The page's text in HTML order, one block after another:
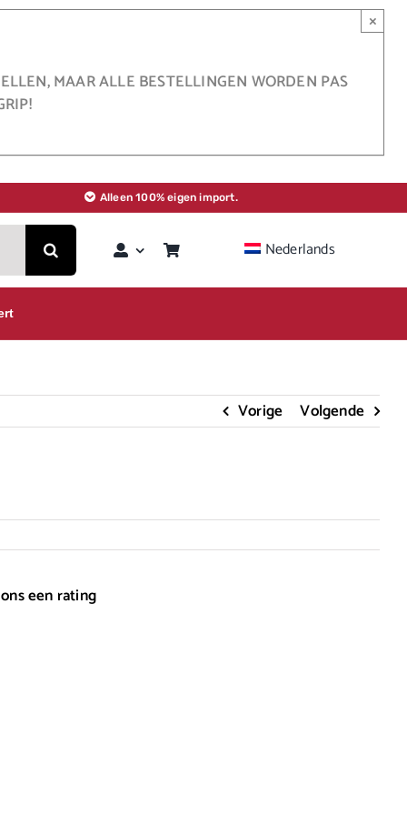
MAAR ALLE BESTELLINGEN WORDEN PAS
×
Alleen 100% eigen import.
Nederlands
Vorige Volgende
een rating